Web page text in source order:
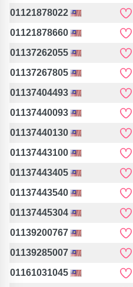
01121878022
01121878660
01137262055
01137267805
01137404493
01137440093
01137440130
01137443100
01137443405
01137443540
01137445304
01139200767
01139285007
01161031045